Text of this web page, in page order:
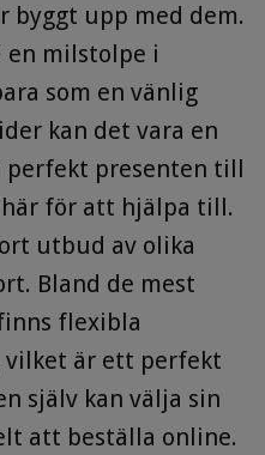
byggt upp med dem.
en milstolpe i
som en vänlig
kan det vara en
presenten till
för att hjälpa till.
utbud av olika
Bland de mest
flexibla
vilket är ett perfekt
själv kan välja sin
att beställa online.